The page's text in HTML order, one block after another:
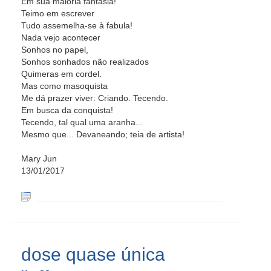
Teimo em escrever
Tudo assemelha-se à fabula!
Nada vejo acontecer
Sonhos no papel,
Sonhos sonhados não realizados
Quimeras em cordel.
Mas como masoquista
Me dá prazer viver: Criando. Tecendo.
Em busca da conquista!
Tecendo, tal qual uma aranha...
Mesmo que... Devaneando; teia de artista!
Mary Jun
13/01/2017
dose quase única